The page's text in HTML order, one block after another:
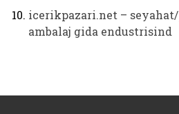
icerikpazari.net –
ambalaj gida endustrisind